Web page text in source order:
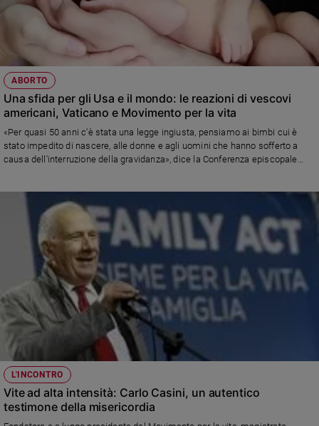
ABORTO
Una sfida per gli Usa e il mondo: le reazioni di vescovi
americani, Vaticano e Movimento per la vita
«Per quasi 50 anni c'è stata una legge ingiusta, pensiamo ai bimbi cui è
stato impedito di nascere, alle donne e agli uomini che hanno sofferto a
causa dell'interruzione della gravidanza», dice la Conferenza episcopale
Pontificia accademia per la vita. E il Movimento per la vita: «È un segnale
forte. La politica inizia a riconoscere il concepito come essere umano,
come uno di noi. L’aborto non è un diritto»
L'INCONTRO
Vite ad alta intensità: Carlo Casini, un autentico
testimone della misericordia